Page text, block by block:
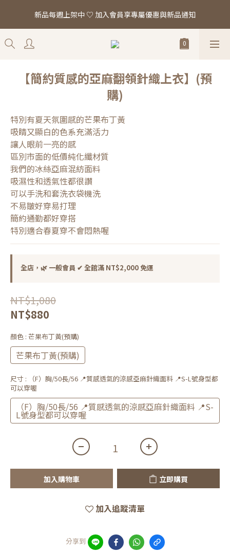
「真正的時尚 是讓你看起來，一切都剛剛好。」全館滿 $2,000 即
享免運
新品每週上架中 ♡ 加入會員享專屬優惠與新品通知
「真正的時尚 是讓你看起來，一切都剛剛好。」全館滿 $2,000 即
享免運
【簡約質感的亞麻翻領針織上衣】(預
購)
特別有夏天氛圍感的芒果布丁黃
吸睛又顯白的色系充滿活力
讓人眼前一亮的感
區別市面的低價純化纖材質
我們的冰絲亞麻混紡面料
吸濕性和透氣性都很讚
可以手洗和套洗衣袋機洗
不易皺好穿易打理
簡約通勤都好穿搭
特別適合春夏穿不會悶熱喔
全店，🌿 一般會員 ✔ 全館滿 NT$2,000 免運
NT$1,080
NT$880
顏色 : 芒果布丁黃(預購)
芒果布丁黃(預購)
尺寸 : （F）胸/50長/56 📍質感透氣的涼感亞麻針織面料 📍S-L號身型都
可以穿喔
（F）胸/50長/56 📍質感透氣的涼感亞麻針織面料 📍S-
L號身型都可以穿喔
加入購物車 立即購買
加入追蹤清單
分享到